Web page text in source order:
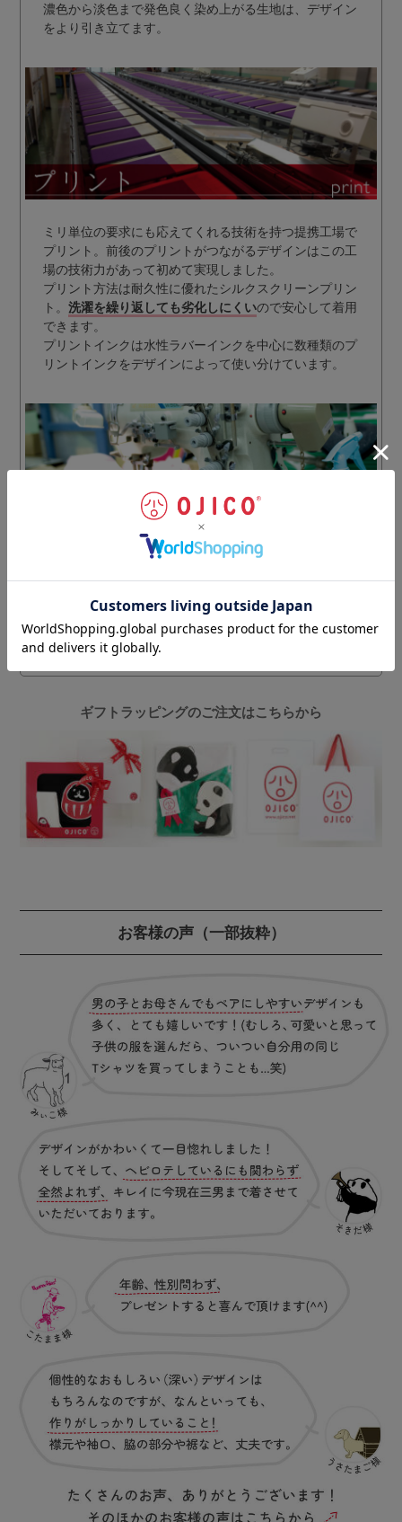
濃色から淡色まで発色良く染め上がる生地は、デザイン
をより引き立てます。
ミリ単位の要求にも応えてくれる技術を持つ提携工場で
プリント。前後のプリントがつながるデザインはこの工
場の技術力があって初めて実現しました。
プリント方法は耐久性に優れたシルクスクリーンプリン
ト。 洗濯を繰り返しても劣化しにくいので安心して着用
できます。
プリントインクは水性ラバーインクを中心に数種類のプ
リントインクをデザインによって使い分けています。
完成されるOJICOのＴシャツ。日本人の体型にあわせ、
動きやすさとラインの美しさを備えたシルエット
最高レベルの技術により実現。
丁寧な仕上げにより、耐久性・安全性をさらにアップさ
ギフトラッピングのご注文はこちらから
お客様の声（一部抜粋）